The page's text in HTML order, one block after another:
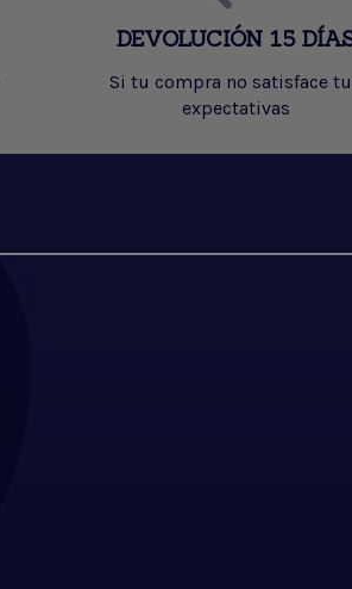
DEVOLUCIÓN 15
Si tu compra no satisface
expectativas